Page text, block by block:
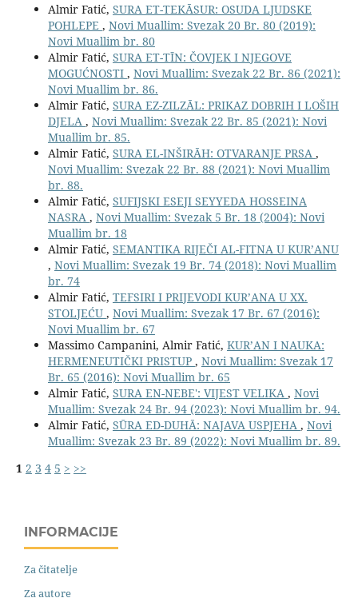
Almir Fatić, SURA ET-TEKĀSUR: OSUDA LJUDSKE
POHLEPE , Novi Muallim: Svezak 20 Br. 80 (2019):
Novi Muallim br. 80
Almir Fatić, SURA ET-TĪN: ČOVJEK I NJEGOVE
MOGUĆNOSTI , Novi Muallim: Svezak 22 Br. 86 (2021):
Novi Muallim br. 86.
Almir Fatić, SURA EZ-ZILZĀL: PRIKAZ DOBRIH I LOŠIH
DJELA , Novi Muallim: Svezak 22 Br. 85 (2021): Novi
Muallim br. 85.
Almir Fatić, SURA EL-INŠIRĀH: OTVARANJE PRSA ,
Novi Muallim: Svezak 22 Br. 88 (2021): Novi Muallim
br. 88.
Almir Fatić, SUFIJSKI ESEJI SEYYEDA HOSSEINA
NASRA , Novi Muallim: Svezak 5 Br. 18 (2004): Novi
Muallim br. 18
Almir Fatić, SEMANTIKA RIJEČI AL-FITNA U KUR’ANU
, Novi Muallim: Svezak 19 Br. 74 (2018): Novi Muallim
br. 74
Almir Fatić, TEFSIRI I PRIJEVODI KUR’ANA U XX.
STOLJEĆU , Novi Muallim: Svezak 17 Br. 67 (2016):
Novi Muallim br. 67
Massimo Campanini, Almir Fatić, KUR’AN I NAUKA:
HERMENEUTIČKI PRISTUP , Novi Muallim: Svezak 17
Br. 65 (2016): Novi Muallim br. 65
Almir Fatić, SURA EN-NEBE': VIJEST VELIKA , Novi
Muallim: Svezak 24 Br. 94 (2023): Novi Muallim br. 94.
Almir Fatić, SŪRA ED-DUHĀ: NAJAVA USPJEHA , Novi
Muallim: Svezak 23 Br. 89 (2022): Novi Muallim br. 89.
1 2 3 4 5 > >>
INFORMACIJE
Za čitatelje
Za autore